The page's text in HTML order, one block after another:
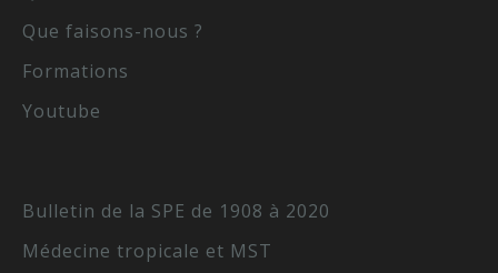
Que faisons-nous ?
Formations
Youtube
Bulletin de la SPE de 1908 à 2020
Médecine tropicale et MST